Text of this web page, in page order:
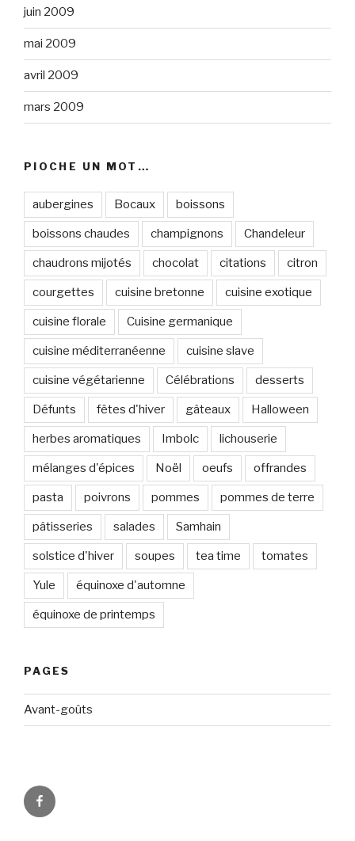
juin 2009
mai 2009
avril 2009
mars 2009
PIOCHE UN MOT…
aubergines Bocaux boissons
boissons chaudes champignons Chandeleur
chaudrons mijotés chocolat citations citron
courgettes cuisine bretonne cuisine exotique
cuisine florale Cuisine germanique
cuisine méditerranéenne cuisine slave
cuisine végétarienne Célébrations desserts
Défunts fêtes d'hiver gâteaux Halloween
herbes aromatiques Imbolc lichouserie
mélanges d'épices Noël oeufs offrandes
pasta poivrons pommes pommes de terre
pâtisseries salades Samhain
solstice d'hiver soupes tea time tomates
Yule équinoxe d'automne
équinoxe de printemps
PAGES
Avant-goûts
Circadismes
sur